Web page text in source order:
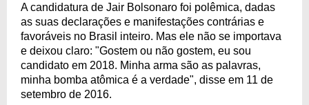
A candidatura de Jair Bolsonaro foi polêmica, dadas
as suas declarações e manifestações contrárias e
favoráveis no Brasil inteiro. Mas ele não se importava
e deixou claro: "Gostem ou não gostem, eu sou
candidato em 2018. Minha arma são as palavras,
minha bomba atômica é a verdade", disse em 11 de
setembro de 2016.